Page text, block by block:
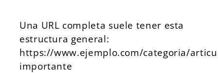
Una URL completa suele tener esta
estructura general:
https://www.ejemplo.com/categoria/
importante